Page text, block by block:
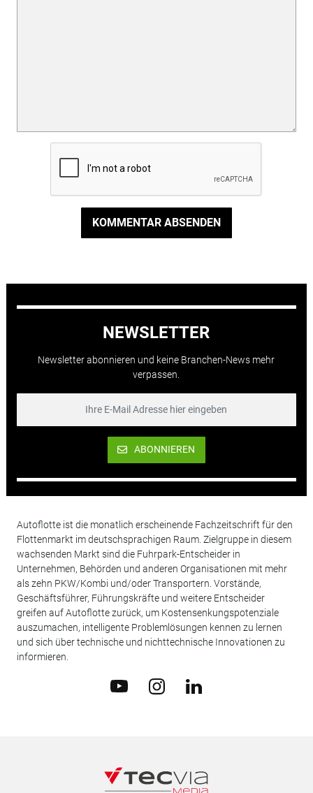
KOMMENTAR ABSENDEN
NEWSLETTER
Newsletter abonnieren und keine Branchen-News mehr
verpassen.
ABONNIEREN
Autoflotte ist die monatlich erscheinende Fachzeitschrift für den
Flottenmarkt im deutschsprachigen Raum. Zielgruppe in diesem
wachsenden Markt sind die Fuhrpark-Entscheider in
Unternehmen, Behörden und anderen Organisationen mit mehr
als zehn PKW/Kombi und/oder Transportern. Vorstände,
Geschäftsführer, Führungskräfte und weitere Entscheider
greifen auf Autoflotte zurück, um Kostensenkungspotenziale
auszumachen, intelligente Problemlösungen kennen zu lernen
und sich über technische und nichttechnische Innovationen zu
informieren.